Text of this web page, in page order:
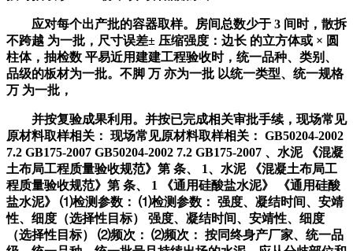
应对每个出产批的容器取样。房间总数少于 3 间时，散拆
不跨越 为一批，尺寸误差± 压缩强度：边长 的立方体或 × 圆
柱体，抽检数 平易近用建建工程验收时，统一品种、类别、
品级的板材为一批。不脚 万 亦为一批 以统一类型、统一规格
万 为一批，
并按复验成果利用。并按已完成相关审批手续，现场常见
原材料取样相关： 现场常见原材料取样相关： GB50204-2002
7.2 GB175-2007 GB50204-2002 7.2 GB175-2007 、水泥 《混凝
土布局工程质量验收规范》第 条、 1、水泥 《混凝土布局工
程质量验收规范》第 条、 1 《通用硅酸盐水泥》 《通用硅酸
盐水泥》 ⑴检测参数： ⑴检测参数： 强度、凝结时间、安靖
性、细度（选择性目标） 强度、凝结时间、安靖性、细度
（选择性目标） ⑵频次： ⑵频次： 按同终身产厂家、统一品